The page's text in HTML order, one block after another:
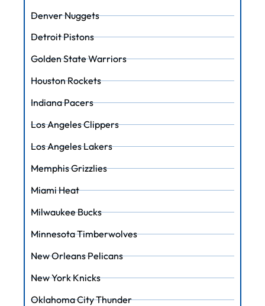
Denver Nuggets
Detroit Pistons
Golden State Warriors
Houston Rockets
Indiana Pacers
Los Angeles Clippers
Los Angeles Lakers
Memphis Grizzlies
Miami Heat
Milwaukee Bucks
Minnesota Timberwolves
New Orleans Pelicans
New York Knicks
Oklahoma City Thunder